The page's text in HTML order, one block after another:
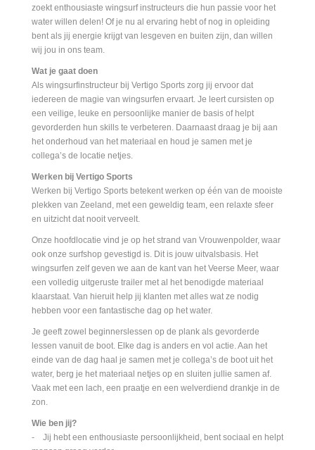
zoekt enthousiaste wingsurf instructeurs die hun passie voor het
water willen delen! Of je nu al ervaring hebt of nog in opleiding
bent als jij energie krijgt van lesgeven en buiten zijn, dan willen
wij jou in ons team.
Wat je gaat doen
Als wingsurfinstructeur bij Vertigo Sports zorg jij ervoor dat
iedereen de magie van wingsurfen ervaart. Je leert cursisten op
een veilige, leuke en persoonlijke manier de basis of helpt
gevorderden hun skills te verbeteren. Daarnaast draag je bij aan
het onderhoud van het materiaal en houd je samen met je
collega’s de locatie netjes.
Werken bij Vertigo Sports
Werken bij Vertigo Sports betekent werken op één van de mooiste
plekken van Zeeland, met een geweldig team, een relaxte sfeer
en uitzicht dat nooit verveelt.
Onze hoofdlocatie vind je op het strand van Vrouwenpolder, waar
ook onze surfshop gevestigd is. Dit is jouw uitvalsbasis. Het
wingsurfen zelf geven we aan de kant van het Veerse Meer, waar
een volledig uitgeruste trailer met al het benodigde materiaal
klaarstaat. Van hieruit help jij klanten met alles wat ze nodig
hebben voor een fantastische dag op het water.
Je geeft zowel beginnerslessen op de plank als gevorderde
lessen vanuit de boot. Elke dag is anders en vol actie. Aan het
einde van de dag haal je samen met je collega’s de boot uit het
water, berg je het materiaal netjes op en sluiten jullie samen af.
Vaak met een lach, een praatje en een welverdiend drankje in de
zon.
Wie ben jij?
- Jij hebt een enthousiaste persoonlijkheid, bent sociaal en helpt